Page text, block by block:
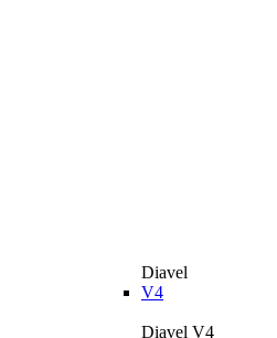
Diavel
V4
Diavel V4